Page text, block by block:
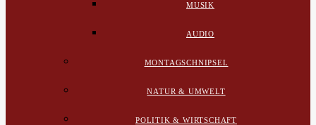
MUSIK
AUDIO
MONTAGSCHNIPSEL
NATUR & UMWELT
POLITIK & WIRTSCHAFT